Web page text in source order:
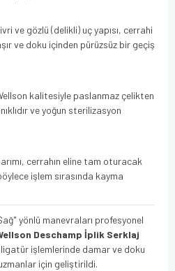
ve gözlü (delikli) uç yapısı, cerrahi
ve doku içinden pürüzsüz bir geçiş
kalitesiyle paslanmaz çelikten
ve yoğun sterilizasyon
cerrahın eline tam oturacak
işlem sırasında kayma
yönlü manevraları profesyonel
Deschamp İplik Serklaj
işlemlerinde damar ve doku
için geliştirildi.